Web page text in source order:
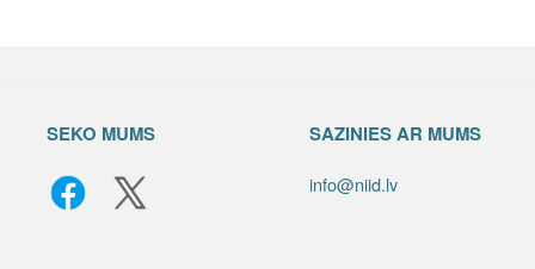
SEKO MUMS SAZINIES AR MUMS
info@niid.lv